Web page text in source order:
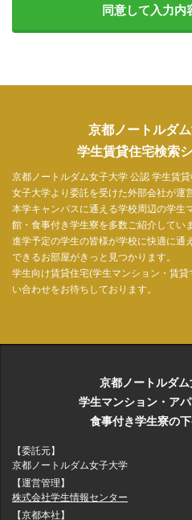
同意して入力内
京都ノートルダ
学生賃貸住宅検索
京都ノートルダム女子大学 公認 学生賃
女子大学より委託を受けた外部会社が運
本学キャンパスに通える学校周辺の学生
館・食事付き学生寮を多数ご紹介してい
進学予定の学生の皆様が学校に快適に通
できるお部屋がきっと見つかります。
学生向け賃貸住宅(学生マンション・賃
い合わせをお待ちしております。
京都ノートルダ
学生マンション・ア
食事付き学生寮の
【委託元】
京都ノートルダム女子大学
【運営管理】
株式会社学生情報センター
【京都本社】